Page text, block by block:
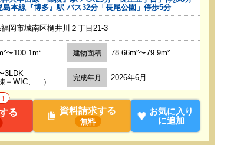
島本線『博多』駅 バス32分「長尾公園」停歩5分
岡市城南区樋井川２丁目21-3
〜100.1m² 建物面積 78.66m²〜79.9m²
3LDK
＋WIC、…）
完成年月 2026年6月
る 資料請求する
無料
お気に入り
に追加